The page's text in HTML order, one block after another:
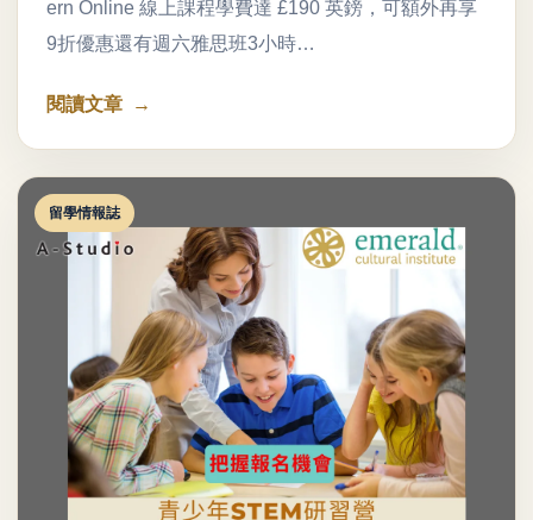
ern Online 線上課程學費達 £190 英鎊，可額外再享
9折優惠還有週六雅思班3小時…
閱讀文章
留學情報誌